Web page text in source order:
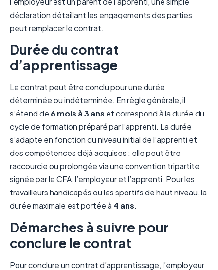
déclaration détaillant les engagements des parties
peut remplacer le contrat.
Durée du contrat
d’apprentissage
Le contrat peut être conclu pour une durée
déterminée ou indéterminée. En règle générale, il
s’étend de 6 mois à 3 ans et correspond à la durée du
cycle de formation préparé par l’apprenti. La durée
s’adapte en fonction du niveau initial de l’apprenti et
des compétences déjà acquises : elle peut être
raccourcie ou prolongée via une convention tripartite
signée par le CFA, l’employeur et l’apprenti. Pour les
travailleurs handicapés ou les sportifs de haut niveau, la
durée maximale est portée à 4 ans.
Démarches à suivre pour
conclure le contrat
Pour conclure un contrat d’apprentissage, l’employeur